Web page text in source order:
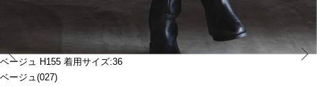
ベージュ H155 着用サイズ:36
ベージュ(027)